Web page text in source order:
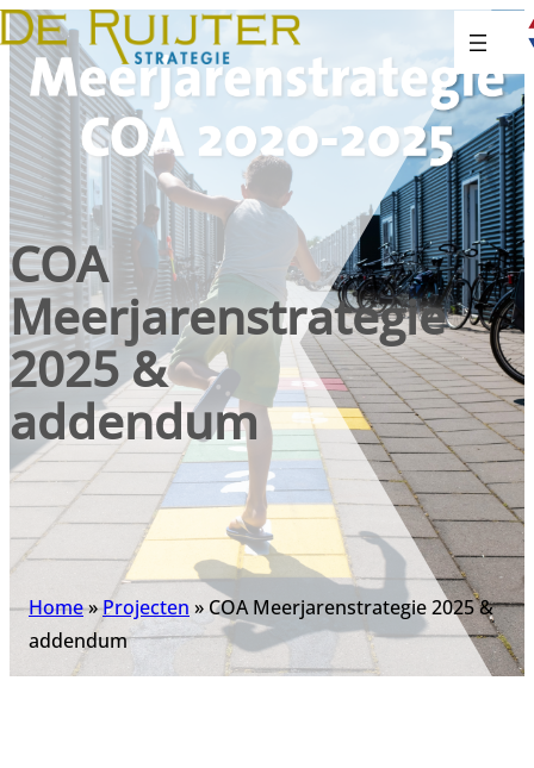
COA
Meerjarenstrategie
2025 &
addendum
Home»Projecten » COA Meerjarenstrategie 2025 &
addendum